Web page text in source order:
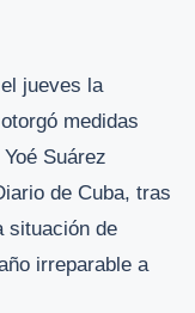
jueves la
medidas
Suárez
de Cuba, tras
situación de
irreparable a